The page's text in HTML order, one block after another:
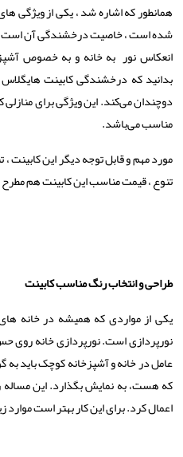
همانطور که اشاره شد ، یکی از ویژگی
شده است ، خاصیت درخشندگی آن است.
انعکاس نور به خانه و به خصوص
بدانید که درخشندگی کابینت هایگلاس
دوچندان میکند. این ویژگی برای منازلی
مناسب می‌باشد.
مورد مهم و قابل توجه دیگر این کابینت
تنوع ، قیمت مناسب این کابینت هم مطرح
طراحی و انتخاب رنگ مناسب کابینت
یکی از مواردی که همیشه در خانه
نورپردازی است. نورپردازی خانه روی
عامل در خانه و آشپزخانه کوچک باید به
که هست، به نمایش بگذارد. این مساله
اعمال کرد. برای این کار بهتر است موارد